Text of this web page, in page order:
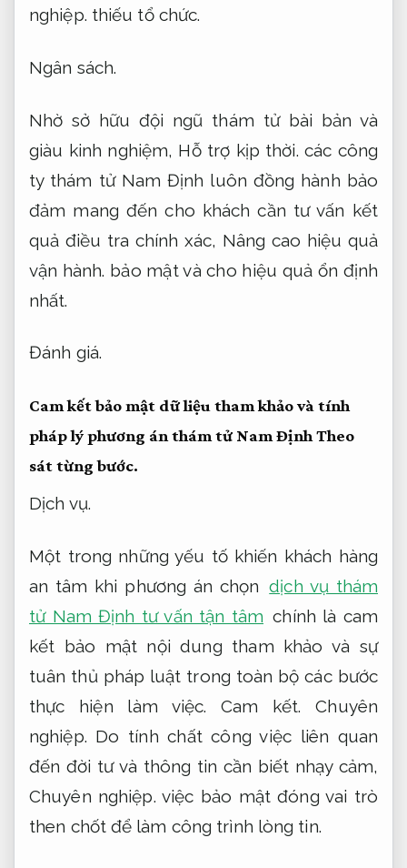
nghiệp. thiếu tổ chức.
Ngân sách.
Nhờ sở hữu đội ngũ thám tử bài bản và
giàu kinh nghiệm, Hỗ trợ kịp thời. các công
ty thám tử Nam Định luôn đồng hành bảo
đảm mang đến cho khách cần tư vấn kết
quả điều tra chính xác, Nâng cao hiệu quả
vận hành. bảo mật và cho hiệu quả ổn định
nhất.
Đánh giá.
Cam kết bảo mật dữ liệu tham khảo và tính
pháp lý phương án thám tử Nam Định Theo
sát từng bước.
Dịch vụ.
Một trong những yếu tố khiến khách hàng
an tâm khi phương án chọn dịch vụ thám
tử Nam Định tư vấn tận tâm chính là cam
kết bảo mật nội dung tham khảo và sự
tuân thủ pháp luật trong toàn bộ các bước
thực hiện làm việc. Cam kết.
Chuyên
nghiệp. Do tính chất công việc liên quan
đến đời tư và thông tin cần biết nhạy cảm,
Chuyên nghiệp. việc bảo mật đóng vai trò
then chốt để làm công trình lòng tin.